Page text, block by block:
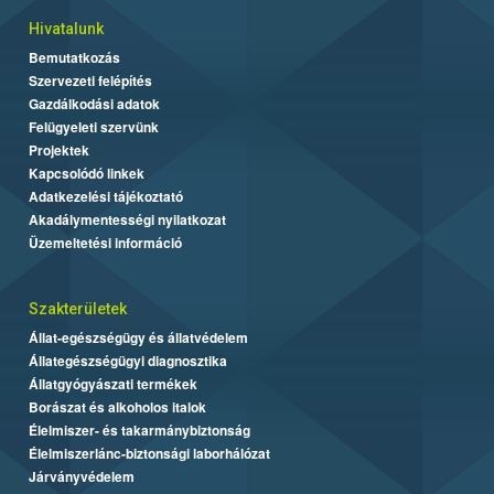
Hivatalunk
Bemutatkozás
Szervezeti felépítés
Gazdálkodási adatok
Felügyeleti szervünk
Projektek
Kapcsolódó linkek
Adatkezelési tájékoztató
Akadálymentességi nyilatkozat
Üzemeltetési információ
Szakterületek
Állat-egészségügy és állatvédelem
Állategészségügyi diagnosztika
Állatgyógyászati termékek
Borászat és alkoholos italok
Élelmiszer- és takarmánybiztonság
Élelmiszerlánc-biztonsági laborhálózat
Járványvédelem